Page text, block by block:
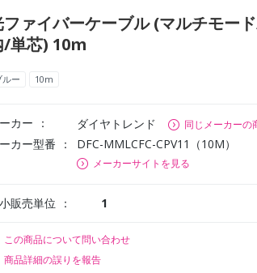
ファイバーケーブル (マルチモー
/単芯) 10m
ルー 10m
カー ダイヤトレンド 同じメーカーの
カー型番 DFC-MMLCFC-CPV11（10M）
メーカーサイトを見る
販売単位 1
この商品について問い合わせ
商品詳細の誤りを報告